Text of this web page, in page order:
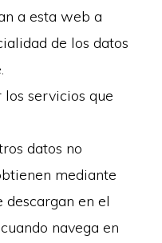
a esta web a
de los datos
servicios que
datos no
mediante
descargan en el
navega en